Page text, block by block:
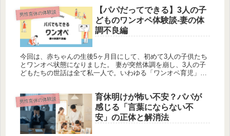
男性育休の体験談
【パパだってできる】3人の子
どものワンオペ体験談-妻の体
調不良編
今回は、赤ちゃんの生後5ヶ月目にして、初めて3人の子供たち
とワンオペ状態になりました。 妻が突然体調を崩し、3人の子
どもたちの世話は全て私一人で。いわゆる「ワンオペ育児」を
男性育休の体験談
育休明けが怖い不安？パパが
感じる「言葉にならない不
安」の正体と解消法